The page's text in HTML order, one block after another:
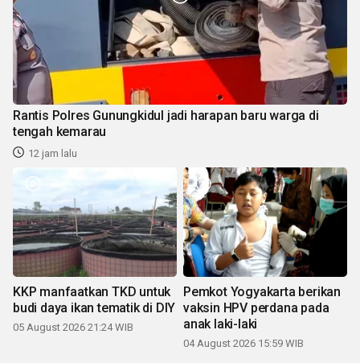
Rantis Polres Gunungkidul jadi harapan baru warga di
tengah kemarau
12 jam lalu
KKP manfaatkan TKD untuk
budi daya ikan tematik di DIY
05 August 2026 21:24 WIB
Pemkot Yogyakarta berikan
vaksin HPV perdana pada
anak laki-laki
04 August 2026 15:59 WIB